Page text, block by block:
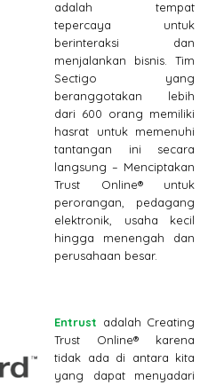
adalah tempat
tepercaya untuk
berinteraksi dan
menjalankan bisnis. Tim
Sectigo yang
beranggotakan lebih
dari 600 orang memiliki
hasrat untuk memenuhi
tantangan ini secara
langsung – Menciptakan
Trust Online® untuk
perorangan, pedagang
elektronik, usaha kecil
hingga menengah dan
perusahaan besar.
Entrust adalah Creating
Trust Online® karena
tidak ada di antara kita
yang dapat menyadari